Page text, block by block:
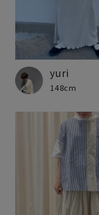
yuri
148cm